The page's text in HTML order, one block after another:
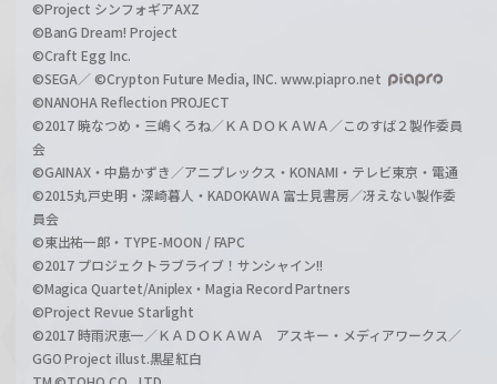
©Project シンフォギアAXZ
©BanG Dream! Project
©Craft Egg Inc.
©SEGA／ ©Crypton Future Media, INC. www.piapro.net
©NANOHA Reflection PROJECT
©2017 暁なつめ・三嶋くろね／ＫＡＤＯＫＡＷＡ／このすば２製作委員
会
©GAINAX・中島かずき／アニプレックス・KONAMI・テレビ東京・電通
©2015丸戸史明・深崎暮人・KADOKAWA 富士見書房／冴えない製作委
員会
©東出祐一郎・TYPE-MOON / FAPC
©2017 プロジェクトラブライブ！サンシャイン!!
©Magica Quartet/Aniplex・Magia Record Partners
©Project Revue Starlight
©2017 時雨沢恵一／ＫＡＤＯＫＡＷＡ アスキー・メディアワークス／
GGO Project illust.黒星紅白